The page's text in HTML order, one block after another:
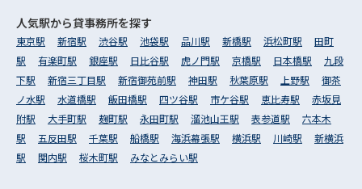
人気駅から貸事務所を探す
東京駅 新宿駅 渋谷駅 池袋駅 品川駅 新橋駅 浜松町駅
田町
駅
有楽町駅 銀座駅 日比谷駅 虎ノ門駅 京橋駅 日本橋駅
九段
下駅
新宿三丁目駅 新宿御苑前駅 神田駅 秋葉原駅 上野駅
御茶
ノ水駅
水道橋駅 飯田橋駅 四ツ谷駅 市ケ谷駅 恵比寿駅
赤坂見
附駅
大手町駅 麹町駅 永田町駅 溜池山王駅 表参道駅
六本木
駅
五反田駅 千葉駅 船橋駅 海浜幕張駅 横浜駅 川崎駅
新横浜
駅
関内駅 桜木町駅 みなとみらい駅